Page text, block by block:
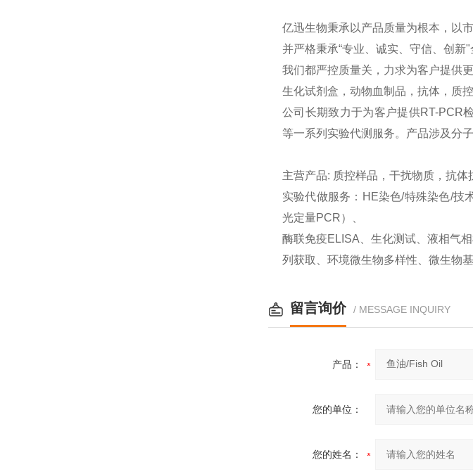
亿迅生物秉承以产品质量为根本，以
并严格秉承“专业、诚实、守信、创
我们都严控质量关，力求为客户提供
生化试剂盒，动物血制品，抗体，质
公司长期致力于为客户提供RT-PCR
等一系列实验代测服务。产品涉及分
主营产品: 质控样品，干扰物质，抗体
实验代做服务：HE染色/特殊染色/技
光定量PCR）、
酶联免疫ELISA、生化测试、液相气
列获取、环境微生物多样性、微生物
留言询价 / MESSAGE INQUIRY
产品：
您的单位：
您的姓名：